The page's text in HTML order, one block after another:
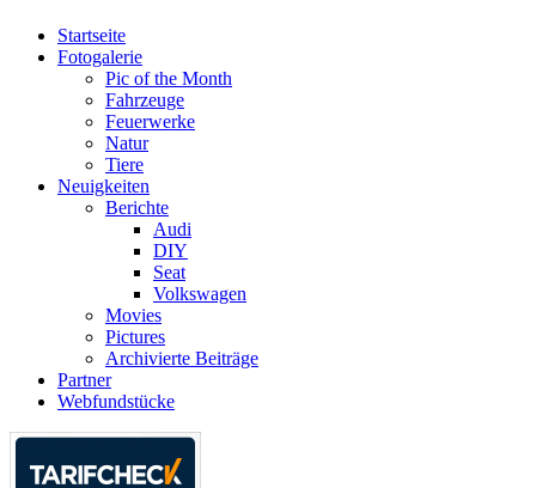
Startseite
Fotogalerie
Pic of the Month
Fahrzeuge
Feuerwerke
Natur
Tiere
Neuigkeiten
Berichte
Audi
DIY
Seat
Volkswagen
Movies
Pictures
Archivierte Beiträge
Partner
Webfundstücke